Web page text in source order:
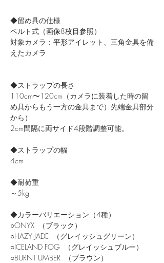
◆留め具の仕様
ベルト式（画像8枚目参照）
対象カメラ：平形アイレット、三角金具を備
えたカメラ
◆ストラップの長さ
110cm〜120cm（カメラに装着した時の留
め具からもう一方の金具まで）先端金具部分
から）
2cm間隔に両サイド4段階調整可能。
◆ストラップの幅
4cm
◆耐荷重
～5kg
◆カラーバリエーション（4種）
○ONYX （ブラック）
○HAZY JADE （グレイッシュグリーン）
○ICELAND FOG （グレイッシュブルー）
○BURNT UMBER （ブラウン）